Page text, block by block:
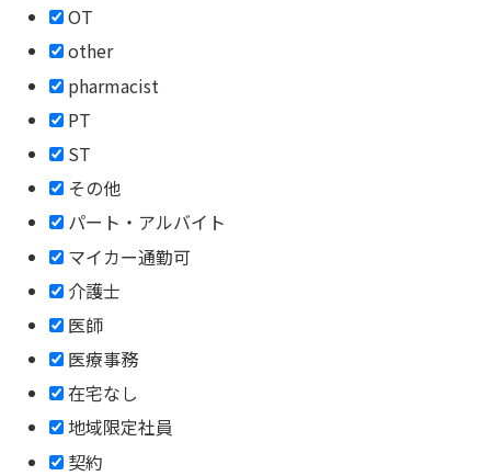
OT
other
pharmacist
PT
ST
その他
パート・アルバイト
マイカー通勤可
介護士
医師
医療事務
在宅なし
地域限定社員
契約